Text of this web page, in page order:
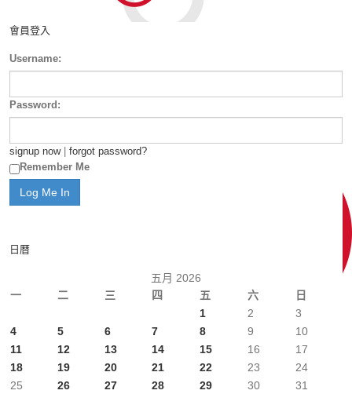
會員登入
Username:
Password:
signup now| forgot password?
Remember Me
日曆
五月 2026
一
二 三 四 五 六 日
1 2
3
4
5 6 7 8 9
10
11
12 13 14 15 16
17
18
19 20 21 22 23
24
25
26 27 28 29 30 31